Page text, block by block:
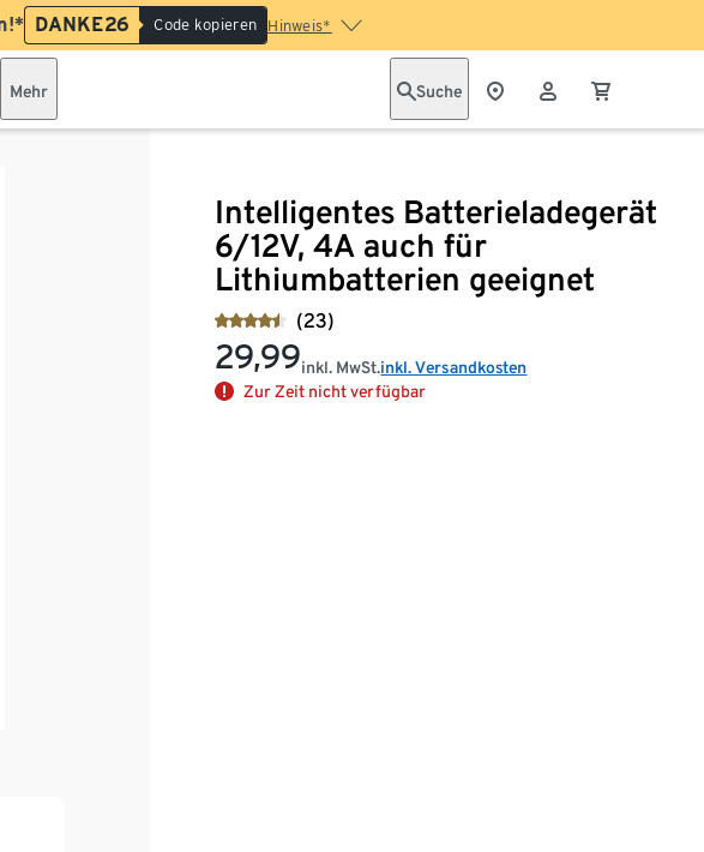
DANKE26 Code kopieren Hinweis*
Mehr Suche
Intelligentes Batterieladegerät
6/12V, 4A auch für
Lithiumbatterien geeignet
(23)
29,99inkl. MwSt.inkl. Versandkosten
Zur Zeit nicht verfügbar